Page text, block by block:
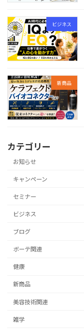
ビジネス
新商品
カテゴリー
お知らせ
キャンペーン
セミナー
ビジネス
ブログ
ボーテ関連
健康
新商品
美容技術関連
雑学